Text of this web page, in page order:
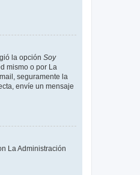
la opción Soy
mismo o por La
seguramente la
envíe un mensaje
La Administración